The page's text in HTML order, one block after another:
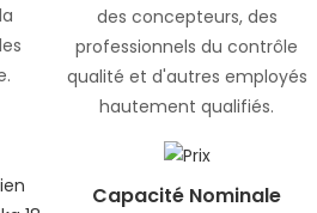
des concepteurs, des
professionnels du contrôle
qualité et d'autres employés
hautement qualifiés.
Capacité Nominale